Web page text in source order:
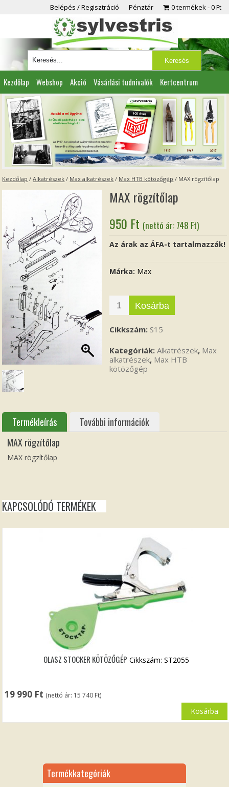
Belépés / Regisztráció Pénztár 0 termékek 0 Ft
Kezdőlap Webshop Akció Vásárlási tudnivalók Kertcentrum
Viszonteladóknak Partnereink Kapcsolat
Kezdőlap /Alkatrészek / Max alkatrészek / Max HTB kötözőgép / MAX rögzítőlap
MAX rögzítőlap
950 Ft (nettó ár: 748 Ft)
Az árak az ÁFA-t tartalmazzák!
Márka: Max
Kosárba
Cikkszám: S15
Kategóriák:Alkatrészek, Max
alkatrészek, Max HTB
kötözőgép
Termékleírás
További információk
MAX rögzítőlap
MAX rögzítőlap
KAPCSOLÓDÓ TERMÉKEK
OLASZ STOCKER KÖTÖZŐGÉP
19 990 Ft (nettó ár: 15 740 Ft)
Cikkszám: ST2055
Kosárba
Termékkategóriák